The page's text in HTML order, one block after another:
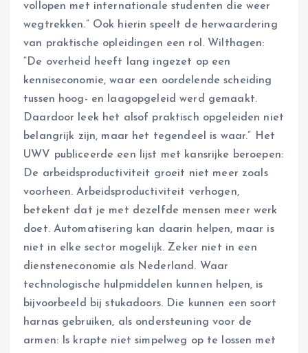
vollopen met internationale studenten die weer
wegtrekken.” Ook hierin speelt de herwaardering
van praktische opleidingen een rol. Wilthagen:
“De overheid heeft lang ingezet op een
kenniseconomie, waar een oordelende scheiding
tussen hoog- en laagopgeleid werd gemaakt.
Daardoor leek het alsof praktisch opgeleiden niet
belangrijk zijn, maar het tegendeel is waar.” Het
UWV publiceerde een lijst met kansrijke beroepen:
De arbeidsproductiviteit groeit niet meer zoals
voorheen. Arbeidsproductiviteit verhogen,
betekent dat je met dezelfde mensen meer werk
doet. Automatisering kan daarin helpen, maar is
niet in elke sector mogelijk. Zeker niet in een
diensteneconomie als Nederland. Waar
technologische hulpmiddelen kunnen helpen, is
bijvoorbeeld bij stukadoors. Die kunnen een soort
harnas gebruiken, als ondersteuning voor de
armen: Is krapte niet simpelweg op te lossen met